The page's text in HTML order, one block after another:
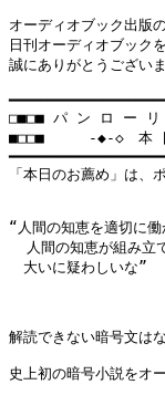
オーディオブック出版
日刊オーディオブック
誠にありがとうございま
□■□■ パ ン ロ ー
■□□■     -◆-◇　本
「本日のお薦め」は、
“人間の知恵を適切に働
人間の知恵が組み立
大いに疑わしいな”
解読できない暗号文は
史上初の暗号小説をオ